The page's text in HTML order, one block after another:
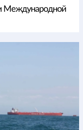
Международной